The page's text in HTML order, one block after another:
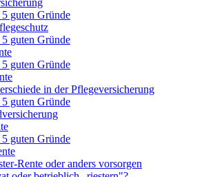
guten Gründe
guten Gründe
guten Gründe
in der Pflegeversicherung
guten Gründe
guten Gründe
Rente oder anders vorsorgen